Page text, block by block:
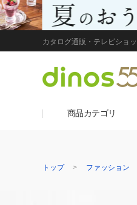
カタログ通販・テレビショ
商品カテゴリ
トップ ファッション